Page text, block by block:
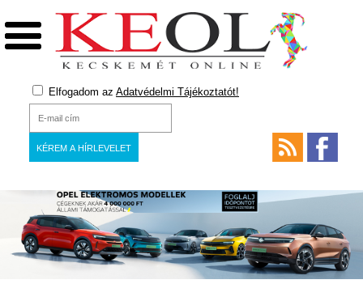
Elfogadom az Adatvédelmi Tájékoztatót!